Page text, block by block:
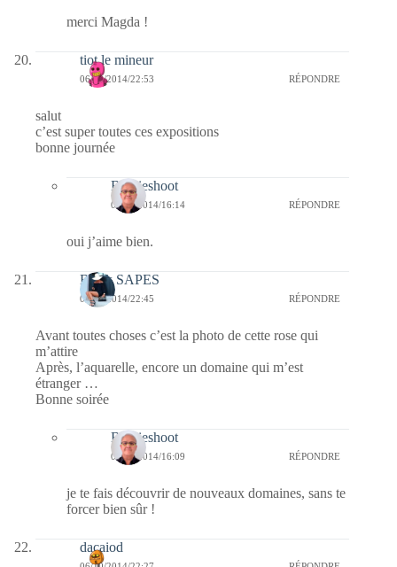
merci Magda !
tiot le mineur
06/10/2014/22:53 RÉPONDRE
salut
c’est super toutes ces expositions
bonne journée
Bernieshoot
07/10/2014/16:14 RÉPONDRE
oui j’aime bien.
Black SAPES
06/10/2014/22:45 RÉPONDRE
Avant toutes choses c’est la photo de cette rose qui
m’attire
Après, l’aquarelle, encore un domaine qui m’est
étranger …
Bonne soirée
Bernieshoot
07/10/2014/16:09 RÉPONDRE
je te fais découvrir de nouveaux domaines, sans te
forcer bien sûr !
dacaiod